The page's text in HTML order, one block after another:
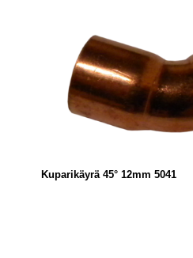
Kuparikäyrä 45° 12mm 5041